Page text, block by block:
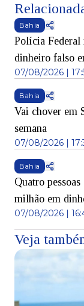
Bahia
Polícia Federal
dinheiro falso
07/08/2026 |
Bahia
Vai chover em
semana
07/08/2026 |
Bahia
Quatro
milhão em
07/08/2026 |
Veja